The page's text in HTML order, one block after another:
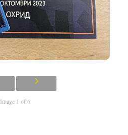
Image 1 of 6